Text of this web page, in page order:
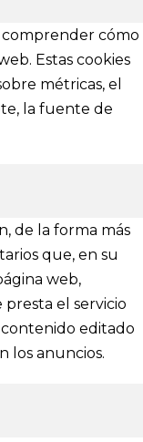
comprender cómo
Estas cookies
métricas, el
la fuente de
de la forma más
que, en su
web,
el servicio
editado
los anuncios.